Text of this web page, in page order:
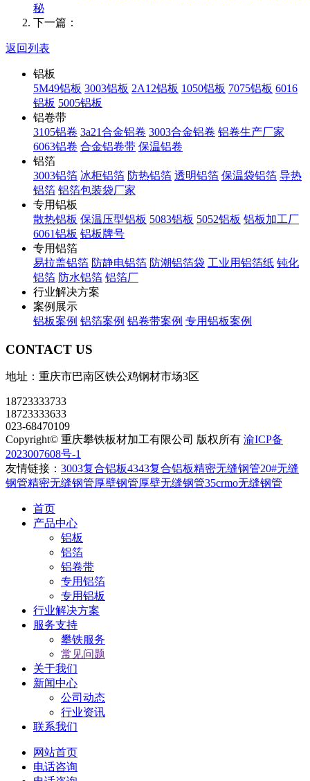
秘
下一篇：
返回列表
铝板
5M49铝板 3003铝板 2A12铝板 1050铝板 7075铝板 6016
铝板 5005铝板
铝卷带
3105铝卷 3a21合金铝卷 3003合金铝卷 铝卷生产厂家
6063铝卷 合金铝卷带 保温铝卷
铝箔
3003铝箔 冰柜铝箔 防热铝箔 透明铝箔 保温袋铝箔 导热
铝箔 铝箔包装袋厂家
专用铝板
散热铝板 保温压型铝板 5083铝板 5052铝板 铝板加工厂
6061铝板 铝板牌号
专用铝箔
易拉盖铝箔 防静电铝箔 防潮铝箔袋 工业用铝箔纸 钝化
铝箔 防水铝箔 铝箔厂
行业解决方案
案例展示
铝板案例 铝箔案例 铝卷带案例 专用铝板案例
CONTACT US
地址：重庆市巴南区铁公鸡钢材市场3区
18723333733
18723333633
023-68470109
Copyright© 重庆攀铁板材加工有限公司 版权所有 渝ICP备
2023007608号-1
友情链接： 3003复合铝板4343复合铝板精密无缝钢管20#无缝
钢管精密无缝钢管厚壁钢管厚壁无缝钢管35crmo无缝钢管
首页
产品中心
铝板
铝箔
铝卷带
专用铝箔
专用铝板
行业解决方案
服务支持
攀铁服务
常见问题
关于我们
新闻中心
公司动态
行业资讯
联系我们
网站首页
电话咨询